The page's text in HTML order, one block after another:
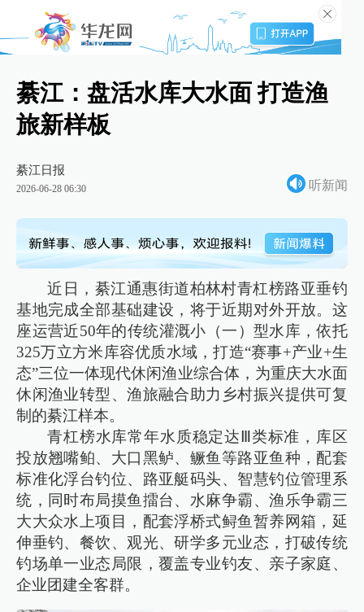
綦江：盘活水库大水面 打造渔
旅新样板
綦江日报
2026-06-28 06:30 听新闻
近日，綦江通惠街道柏林村青杠榜路亚垂钓
基地完成全部基础建设，将于近期对外开放。这
座运营近50年的传统灌溉小（一）型水库，依托
325万立方米库容优质水域，打造“赛事+产业+生
态”三位一体现代休闲渔业综合体，为重庆大水面
休闲渔业转型、渔旅融合助力乡村振兴提供可复
制的綦江样本。
青杠榜水库常年水质稳定达Ⅲ类标准，库区
投放翘嘴鲌、大口黑鲈、鳜鱼等路亚鱼种，配套
标准化浮台钓位、路亚艇码头、智慧钓位管理系
统，同时布局摸鱼擂台、水麻争霸、渔乐争霸三
大大众水上项目，配套浮桥式鲟鱼暂养网箱，延
伸垂钓、餐饮、观光、研学多元业态，打破传统
钓场单一业态局限，覆盖专业钓友、亲子家庭、
企业团建全客群。